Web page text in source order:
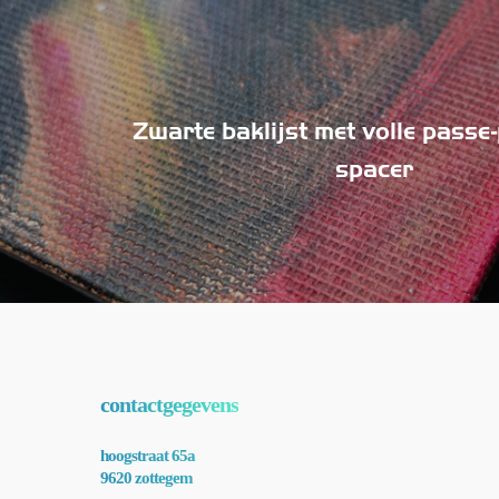
Zwarte baklijst met volle
spacer
contactgegevens
hoogstraat 65a
9620 zottegem